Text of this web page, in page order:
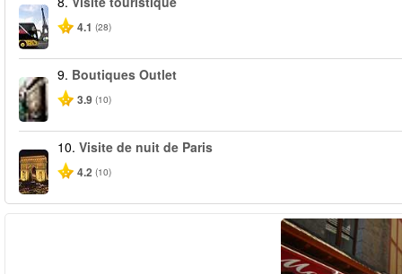
4.1 (28)
9. Boutiques Outlet
3.9 (10)
10. Visite de nuit de Paris
4.2 (10)